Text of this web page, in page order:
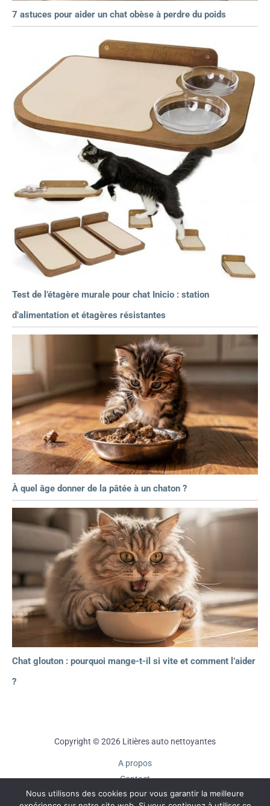
7 astuces pour aider un chat obèse à perdre du poids
Test de l’étagère murale pour chat Inicio : station
d’alimentation et étagères résistantes
À quel âge donner de la pâtée à un chaton ?
Chat glouton : pourquoi mange-t-il si vite et comment l’aider
?
Copyright © 2026 Litières auto nettoyantes
A propos
Contact
Plan du site
Nous utilisons des cookies pour vous garantir la meilleure